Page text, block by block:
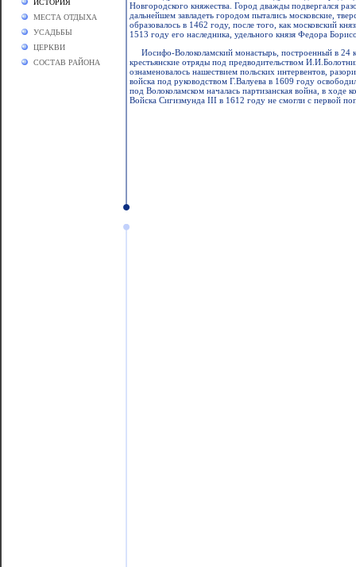
ИСТОРИЯ
МЕСТА ОТДЫХА
УСАДЬБЫ
ЦЕРКВИ
СОСТАВ РАЙОНА
Новгородского княжества. Город дважды подвергался
дальнейшем завладеть городом пытались московские,
образовалось в 1462 году, после того, как московский
1513 году его наследника, удельного князя Федора
Иосифо-Волоколамский монастырь, построенный в 24
крестьянские отряды под предводительством
ознаменовалось нашествием польских интервентов,
войска под руководством Г.Валуева в 1609 году
под Волоколамском началась партизанская война, в ходе
Войска Сигизмунда III в 1612 году не смогли с первой